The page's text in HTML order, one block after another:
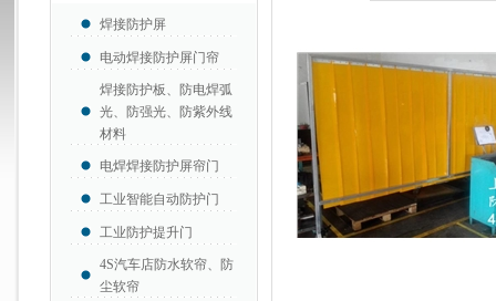
焊接防护屏
电动焊接防护屏门帘
焊接防护板、防电焊弧
光、防强光、防紫外线
材料
电焊焊接防护屏帘门
工业智能自动防护门
工业防护提升门
4S汽车店防水软帘、防
尘软帘